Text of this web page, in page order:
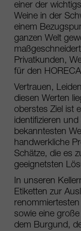
einer der
Weine in der
einem
ganzen Welt
Privatkunden,
für den
Vertrauen,
diesen Werten
oberstes Ziel ist
identifizieren
bekanntesten
handwerkliche
Schätze, die es
geeignetsten
In unseren
Etiketten zur
sowie eine
dem Burgund,